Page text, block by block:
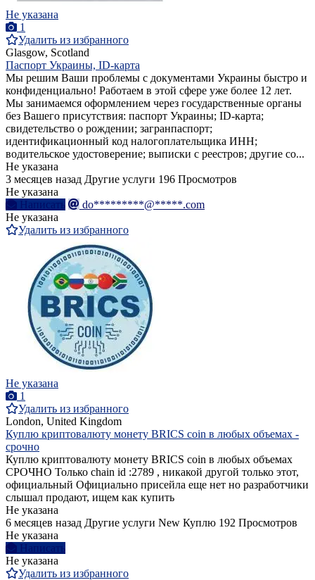
Не указана
1
Удалить из избранного
Glasgow, Scotland
Паспорт Украины, ID-карта
Мы решим Ваши проблемы с документами Украины быстро и
конфиденциально! Работаем в этой сфере уже более 12 лет.
Мы занимаемся оформлением через государственные органы
без Вашего присутствия: паспорт Украины; ID-карта;
свидетельство о рождении; загранпаспорт;
идентификационный код налогоплательщика ИНН;
водительское удостоверение; выписки с реестров; другие со...
Не указана
3 месяцев назад Другие услуги 196 Просмотров
Не указана
Написать
do*********@*****.com
Не указана
Удалить из избранного
Не указана
1
Удалить из избранного
London, United Kingdom
Куплю криптовалюту монету BRICS coin в любых объемах -
срочно
Куплю криптовалюту монету BRICS coin в любых объемах
СРОЧНО Только chain id :2789 , никакой другой только этот,
официальный Официально присейла еще нет но разработчики
слышал продают, ищем как купить
Не указана
6 месяцев назад Другие услуги New Куплю 192 Просмотров
Не указана
Написать
Не указана
Удалить из избранного